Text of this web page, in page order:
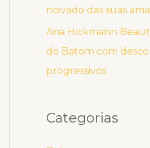
noivado das suas
Ana Hickmann
do Batom com
progressivos
Categorias